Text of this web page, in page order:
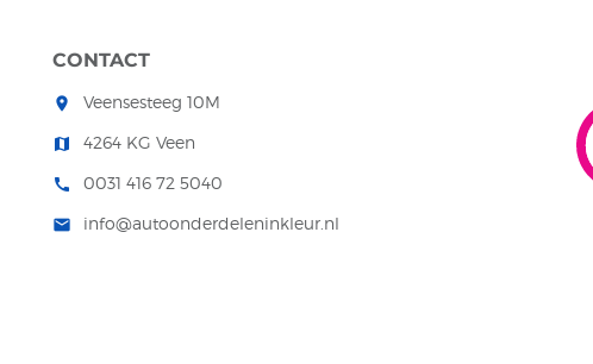
CONTACT
room Veensesteeg 10M
map 4264 KG Veen
call 0031 416 72 5040
mail info@autoonderdeleninkleur.nl